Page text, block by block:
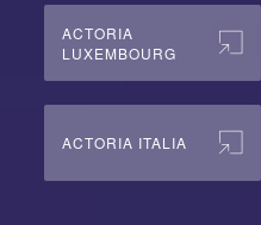
ACTORIA
LUXEMBOURG
ACTORIA ITALIA